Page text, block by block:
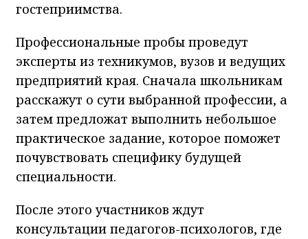
гостеприимства.
Профессиональные пробы проведут
эксперты из техникумов, вузов и ведущих
предприятий края. Сначала школьникам
расскажут о сути выбранной профессии, а
затем предложат выполнить небольшое
практическое задание, которое поможет
почувствовать специфику будущей
специальности.
После этого участников ждут
консультации педагогов-психологов, где